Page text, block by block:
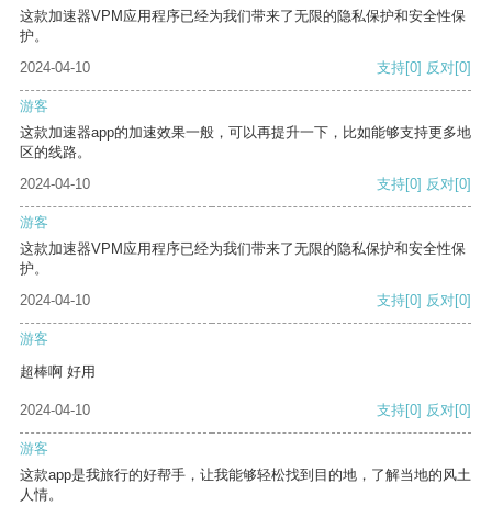
这款加速器VPM应用程序已经为我们带来了无限的隐私保护和安全性保
护。
2024-04-10
支持[0] 反对[0]
游客
这款加速器app的加速效果一般，可以再提升一下，比如能够支持更多地
区的线路。
2024-04-10
支持[0] 反对[0]
游客
这款加速器VPM应用程序已经为我们带来了无限的隐私保护和安全性保
护。
2024-04-10
支持[0] 反对[0]
游客
超棒啊 好用
2024-04-10 支持[0] 反对[0]
游客
这款app是我旅行的好帮手，让我能够轻松找到目的地，了解当地的风土
人情。